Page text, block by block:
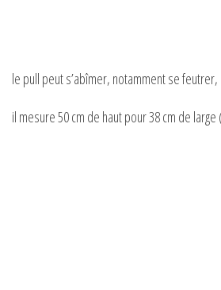
le pull peut s’abîmer, notamment se
il mesure 50 cm de haut pour 38 cm de